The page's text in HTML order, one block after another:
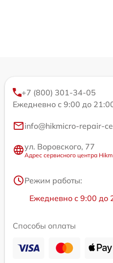
+7 (800) 301-34-05
Ежедневно с 9:00 до
info@hikmicro-repair-
ул. Воровского, 77
Адрес сервисного центра
Режим работы:
Ежедневно с 9:00 до
Способы оплаты